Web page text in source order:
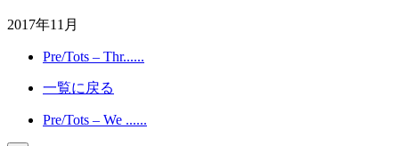
2017年11月
Pre/Tots – Thr......
一覧に戻る
Pre/Tots – We ......